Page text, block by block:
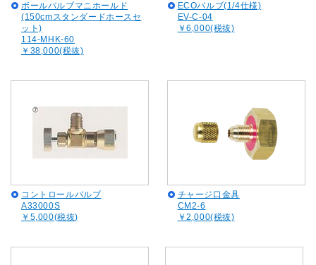
ボールバルブマニホールド
(150cmスタンダードホースセ
ット)
114-MHK-60
￥38,000(税抜)
ECOバルブ(1/4仕様)
EV-C-04
￥6,000(税抜)
コントロールバルブ
A33000S
￥5,000(税抜)
チャージ口金具
CM2-6
￥2,000(税抜)